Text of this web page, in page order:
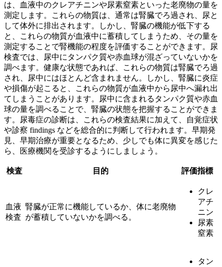
は、血液中のクレアチニンや尿素窒素といった老廃物の量を
測定します。
これらの物質は、通常は腎臓でろ過され、尿と
して体外に排出されます。しかし、腎臓の機能が低下する
と、これらの物質が血液中に蓄積してしまうため、その量を
測定することで腎機能の程度を評価することができます。
尿
検査では、尿中にタンパク質や赤血球が混ざっていないかを
調べます。 健康な状態であれば、これらの物質は腎臓でろ過
され、尿中にはほとんど含まれません。しかし、腎臓に炎症
や損傷が起こると、これらの物質が血液中から尿中へ漏れ出
てしまうことがあります。尿中に含まれるタンパク質や赤血
球の量を調べることで、腎臓の状態を把握することができま
す。尿毒症の診断は、これらの検査結果に加えて、自覚症状
や診察 findings などを総合的に判断して行われます。早期発
見、早期治療が重要となるため、少しでも体に異変を感じた
ら、医療機関を受診するようにしましょう。
検査 目的 評価指標
血液
検査
腎臓が正常に機能しているか、体に老廃物
が蓄積していないかを調べる。
クレ
アチ
ニン
尿素
窒素
タン